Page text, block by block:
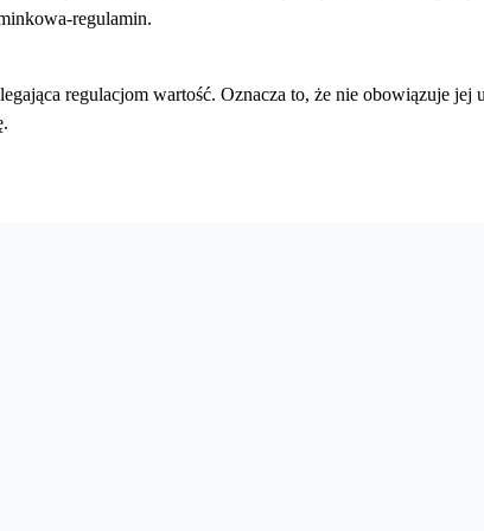
regulamin.
regulacjom wartość. Oznacza to, że nie obowiązuje jej